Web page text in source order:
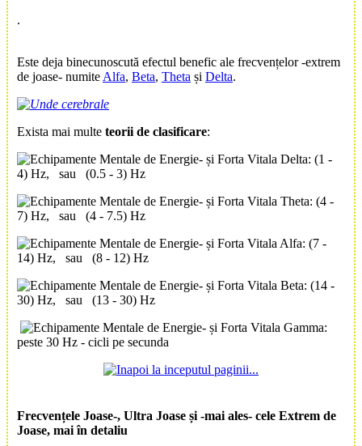
.
Este deja binecunoscută efectul benefic ale frecvențelor -extrem
de joase- numite Alfa, Beta, Theta și Delta.
Exista mai multe teorii de clasificare:
Delta: (1 -
4) Hz, sau (0.5 - 3) Hz
Theta: (4 -
7) Hz, sau (4 - 7.5) Hz
Alfa: (7 -
14) Hz, sau (8 - 12) Hz
Beta: (14 -
30) Hz, sau (13 - 30) Hz
Gamma:
peste 30 Hz - cicli pe secunda
Frecvențele Joase-, Ultra Joase și -mai ales- cele Extrem de
Joase, mai în detaliu